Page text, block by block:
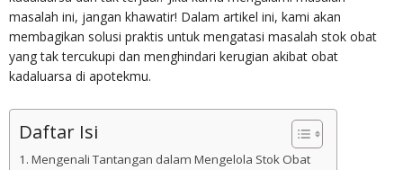
masalah ini, jangan khawatir! Dalam artikel ini, kami akan
membagikan solusi praktis untuk mengatasi masalah stok obat
yang tak tercukupi dan menghindari kerugian akibat obat
kadaluarsa di apotekmu.
Daftar Isi
Mengenali Tantangan dalam Mengelola Stok Obat